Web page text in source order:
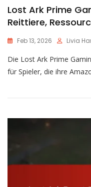
Lost Ark Prime
Reittiere,
Feb 13, 2026 Livia
Die Lost Ark Prime
für Spieler, die ihre